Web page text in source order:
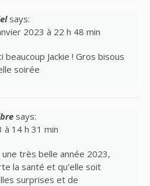
says:
2023 à 22 h 48 min
beaucoup Jackie ! Gros bisous
soirée
says:
à 14 h 31 min
une très belle année 2023,
la santé et qu’elle soit
surprises et de